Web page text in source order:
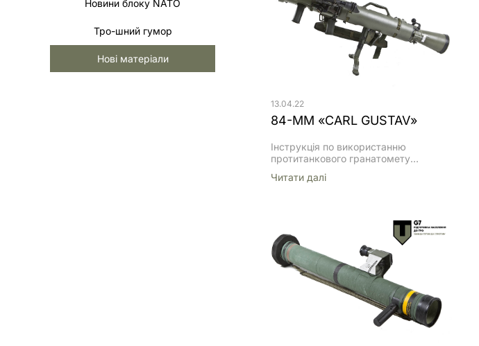
Новини блоку NATO
Тро-шний гумор
Нові матеріали
13.04.22
84-ММ «CARL GUSTAV»
Інструкція по використанню
протитанкового гранатомету
Читати далi